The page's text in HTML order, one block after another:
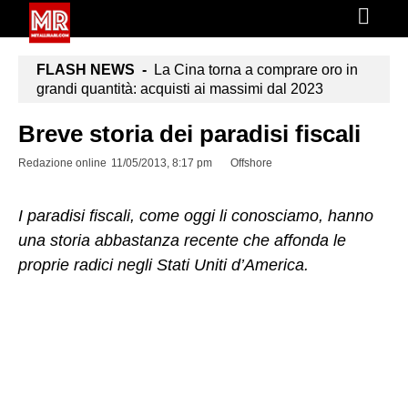
FLASH NEWS - La Cina torna a comprare oro in
grandi quantità: acquisti ai massimi dal 2023
Breve storia dei paradisi fiscali
Redazione online 11/05/2013, 8:17 pm Offshore
I paradisi fiscali, come oggi li conosciamo, hanno
una storia abbastanza recente che affonda le
proprie radici negli Stati Uniti d’America.